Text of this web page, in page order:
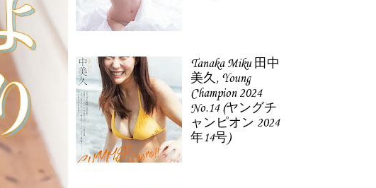
Tanaka Miku 田中
美久, Young
Champion 2024
No.14 (ヤングチ
ャンピオン 2024
年14号)